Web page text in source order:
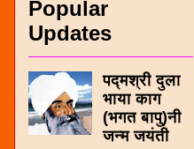
Popular
Updates
पद्मश्री दुला
भाया काग
(भगत बापु)नी
जन्म जयंती